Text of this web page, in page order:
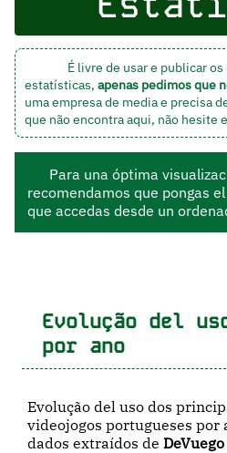
É livre de usar e publicar
estatísticas, apenas pedimos que
uma empresa de media e precisa
que não encontra aqui, não hesite
Para una óptima
recomendamos que pongas
que accedas desde un
Evolução del
por ano
Evolução del uso dos
videojogos portugueses por
dados extraídos de